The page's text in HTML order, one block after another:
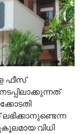
ഫീസ്
വിധി